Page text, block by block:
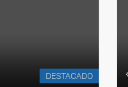
DESTACADO